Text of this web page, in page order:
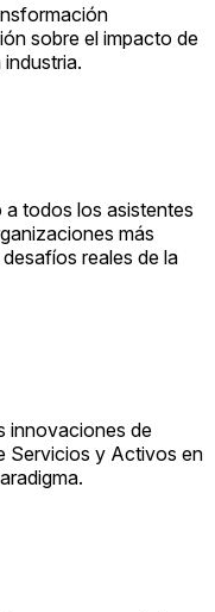
sobre el impacto de
todos los asistentes
más
reales de la
innovaciones de
Servicios y Activos en